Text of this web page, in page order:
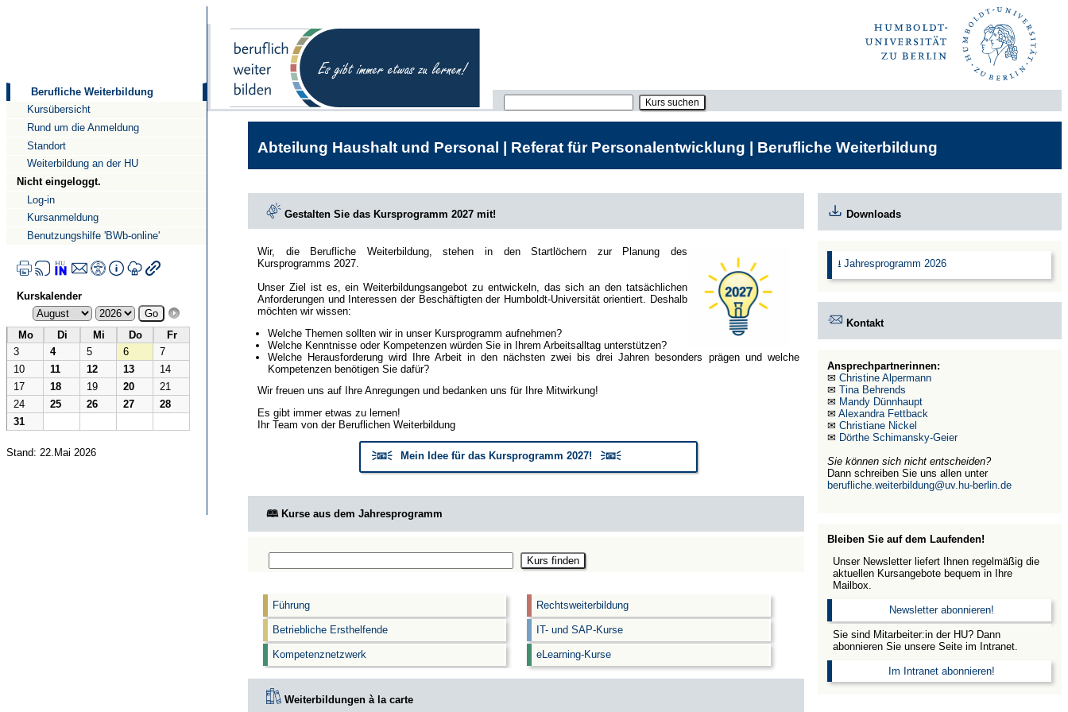
Berufliche Weiterbildung
Kursübersicht
Rund um die Anmeldung
Standort
Weiterbildung an der HU
Nicht eingeloggt.
Log-in
Kursanmeldung
Benutzungshilfe 'BWb-online'
Kurskalender
Mo Di Mi Do
Fr
3
4 5 6
7
10
11 12 13
14
17
18 19 20
21
24
25 26 27
28
31
Stand: 22.Mai 2026
Abteilung Haushalt und Personal | Referat für Personalentwicklung | Berufliche Weiterbildung
Gestalten Sie das Kursprogramm 2027 mit!
Wir, die Berufliche Weiterbildung, stehen in den Startlöchern zur Planung des
Kursprogramms 2027.
Unser Ziel ist es, ein Weiterbildungsangebot zu entwickeln, das sich an den tatsächlichen
Anforderungen und Interessen der Beschäftigten der Humboldt-Universität orientiert. Deshalb
möchten wir wissen:
Welche Themen sollten wir in unser Kursprogramm aufnehmen?
Welche Kenntnisse oder Kompetenzen würden Sie in Ihrem Arbeitsalltag unterstützen?
Welche Herausforderung wird Ihre Arbeit in den nächsten zwei bis drei Jahren besonders prägen und welche
Kompetenzen benötigen Sie dafür?
Wir freuen uns auf Ihre Anregungen und bedanken uns für Ihre Mitwirkung!
Es gibt immer etwas zu lernen!
Ihr Team von der Beruflichen Weiterbildung
🗦📧🗧 Mein Idee für das Kursprogramm 2027! 🗦📧🗧
🕮 Kurse aus dem Jahresprogramm
Führung
Betriebliche Ersthelfende
Kompetenznetzwerk
Rechtsweiterbildung
IT- und SAP-Kurse
eLearning-Kurse
Weiterbildungen à la carte
Downloads
⭳ Jahresprogramm 2026
Kontakt
Ansprechpartnerinnen:
✉Christine Alpermann
✉Tina Behrends
✉ Mandy Dünnhaupt
✉Alexandra Fettback
✉Christiane Nickel
✉ Dörthe Schimansky-Geier
Sie können sich nicht entscheiden?
Dann schreiben Sie uns allen unter
berufliche.weiterbildung@uv.hu-berlin.de
Bleiben Sie auf dem Laufenden!
Unser Newsletter liefert Ihnen regelmäßig die
aktuellen Kursangebote bequem in Ihre
Mailbox.
Newsletter abonnieren!
Sie sind Mitarbeiter:in der HU? Dann
abonnieren Sie unsere Seite im Intranet.
Im Intranet abonnieren!